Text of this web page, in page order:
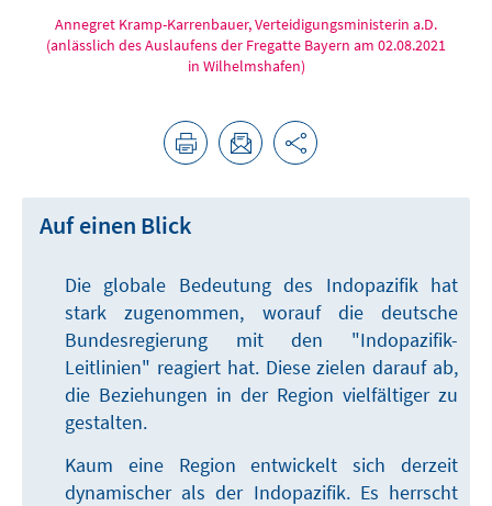
Annegret Kramp-Karrenbauer, Verteidigungsministerin a.D.
(anlässlich des Auslaufens der Fregatte Bayern am 02.08.2021
in Wilhelmshafen)
Auf einen Blick
Die globale Bedeutung des Indopazifik hat
stark zugenommen, worauf die deutsche
Bundesregierung mit den "Indopazifik-
Leitlinien" reagiert hat. Diese zielen darauf ab,
die Beziehungen in der Region vielfältiger zu
gestalten.
Kaum eine Region entwickelt sich derzeit
dynamischer als der Indopazifik. Es herrscht